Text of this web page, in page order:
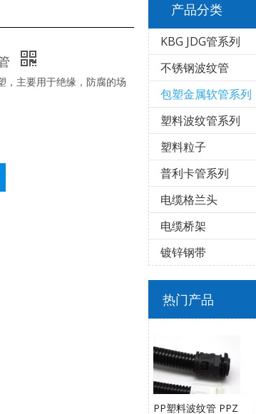
，主要用于绝缘，防腐的场
产品分类
KBG JDG管系列
不锈钢波纹管
包塑金属软管系列
塑料波纹管系列
塑料粒子
普利卡管系列
电缆格兰头
电缆桥架
镀锌钢带
热门产品
PP塑料波纹管 PPZ